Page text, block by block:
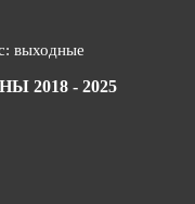
выходные
2018 - 2025